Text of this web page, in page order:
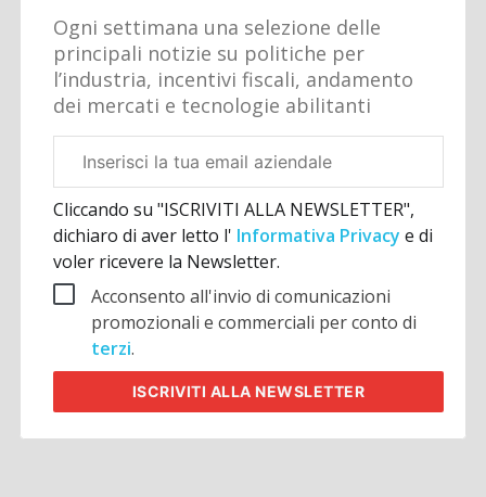
Ogni settimana una selezione delle
principali notizie su politiche per
l’industria, incentivi fiscali, andamento
dei mercati e tecnologie abilitanti
aziendale
Cliccando su "ISCRIVITI ALLA NEWSLETTER",
dichiaro di aver letto l' Informativa Privacye di
voler ricevere la Newsletter.
Acconsento all'invio di comunicazioni
promozionali e commerciali per conto di
terzi.
ISCRIVITI ALLA NEWSLETTER